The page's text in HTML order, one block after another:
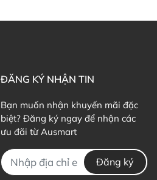
ĐĂNG KÝ NHẬN TIN
Bạn muốn nhận khuyến mãi đặc
biệt? Đăng ký ngay để nhận các
ưu đãi từ Ausmart
Đăng ký